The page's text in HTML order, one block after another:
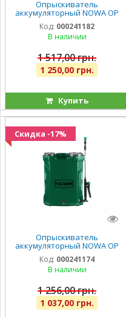
Опрыскиватель
аккумуляторный NOWA OP
1816m
Код: 000241182
В наличии
1 517,00 грн.
1 250,00 грн.
Купить
Скидка -17%
Опрыскиватель
аккумуляторный NOWA OP
1810k
Код: 000241174
В наличии
1 256,00 грн.
1 037,00 грн.